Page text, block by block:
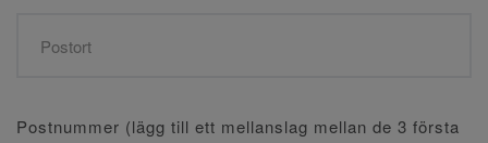
Postnummer (lägg till ett mellanslag mellan de 3 första